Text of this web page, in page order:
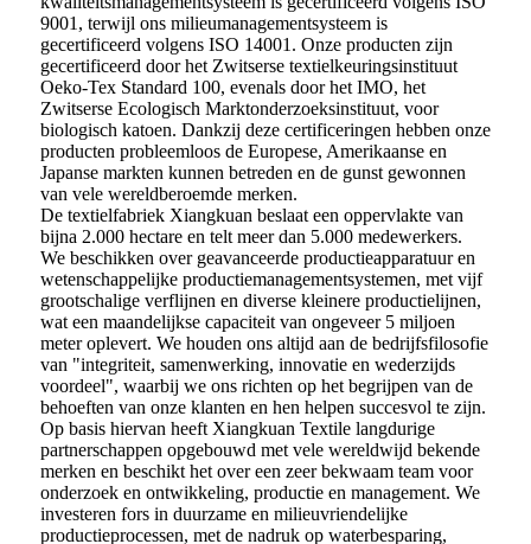
9001, terwijl ons milieumanagementsysteem is
gecertificeerd volgens ISO 14001. Onze producten zijn
gecertificeerd door het Zwitserse textielkeuringsinstituut
Oeko-Tex Standard 100, evenals door het IMO, het
Zwitserse Ecologisch Marktonderzoeksinstituut, voor
biologisch katoen. Dankzij deze certificeringen hebben onze
producten probleemloos de Europese, Amerikaanse en
Japanse markten kunnen betreden en de gunst gewonnen
van vele wereldberoemde merken.
De textielfabriek Xiangkuan beslaat een oppervlakte van
bijna 2.000 hectare en telt meer dan 5.000 medewerkers.
We beschikken over geavanceerde productieapparatuur en
wetenschappelijke productiemanagementsystemen, met vijf
grootschalige verflijnen en diverse kleinere productielijnen,
wat een maandelijkse capaciteit van ongeveer 5 miljoen
meter oplevert. We houden ons altijd aan de bedrijfsfilosofie
van "integriteit, samenwerking, innovatie en wederzijds
voordeel", waarbij we ons richten op het begrijpen van de
behoeften van onze klanten en hen helpen succesvol te zijn.
Op basis hiervan heeft Xiangkuan Textile langdurige
partnerschappen opgebouwd met vele wereldwijd bekende
merken en beschikt het over een zeer bekwaam team voor
onderzoek en ontwikkeling, productie en management. We
investeren fors in duurzame en milieuvriendelijke
productieprocessen, met de nadruk op waterbesparing,